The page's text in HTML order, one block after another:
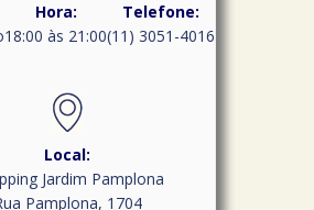
Hora:
18:00 às 21:00
Telefone:
(11) 3051-4016
Local:
Jardim Pamplona
Pamplona, 1704